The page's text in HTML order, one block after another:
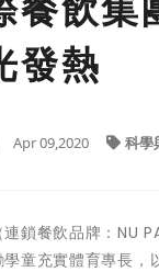
餐飲集
發熱
Apr 09,2020 科學
鎖餐飲品牌：NU
童充實體育專長